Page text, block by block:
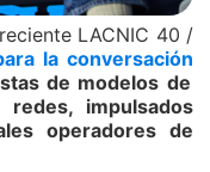
LACNIC 40 /
la conversación
de modelos de
impulsados
operadores de